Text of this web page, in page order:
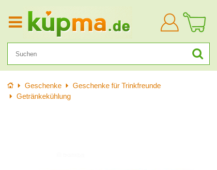
Anmelden
StartseiteGeschenke
Geschenke für Trinkfreunde
Getränkekühlung